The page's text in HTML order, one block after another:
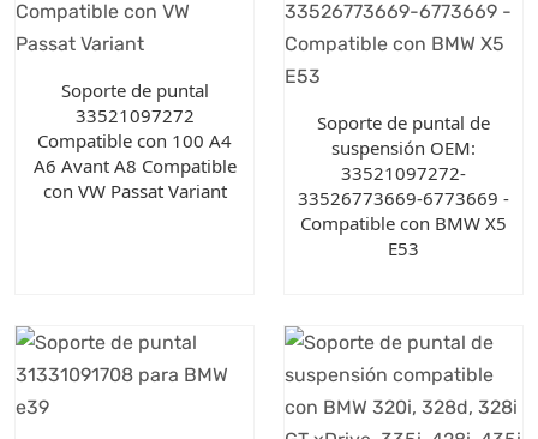
Soporte de puntal
33521097272
Compatible con 100 A4
A6 Avant A8 Compatible
con VW Passat Variant
Soporte de puntal de
suspensión OEM:
33521097272-
33526773669-6773669 -
Compatible con BMW X5
E53